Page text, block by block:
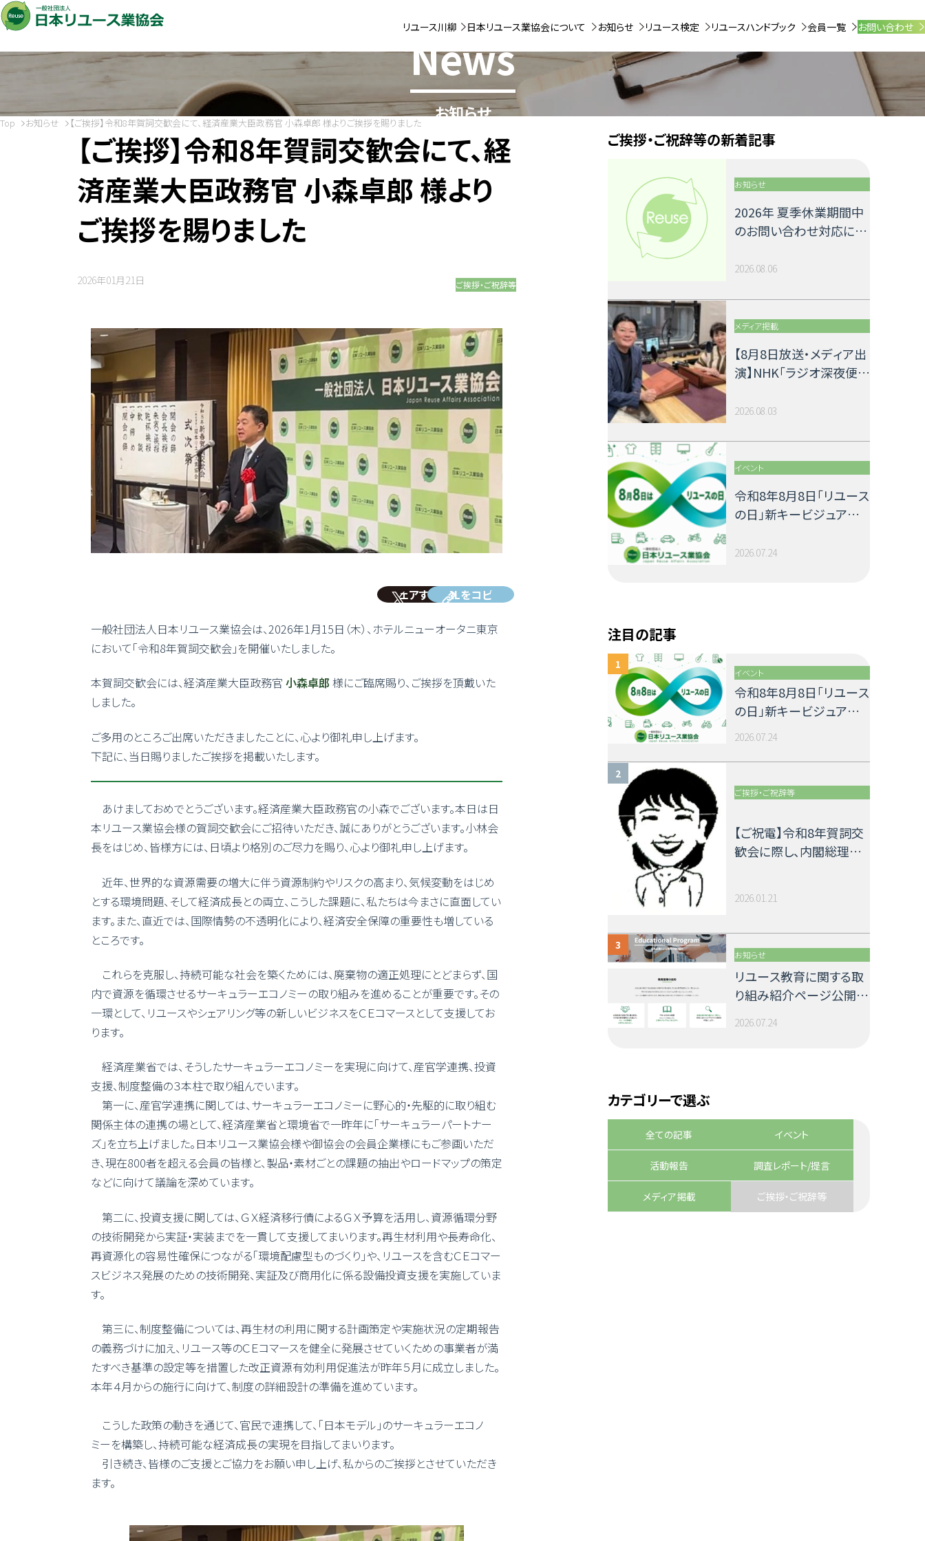
リユース川柳 日本リユース業協会について お知らせ リユース検定 リユースハンドブック 会員一覧 お問い合わせ
News
お知らせ
Top お知らせ 【ご挨拶】令和8年賀詞交歓会にて、経済産業大臣政務官 小森卓郎 様よりご挨拶を賜りました
【ご挨拶】令和8年賀詞交歓会にて、経
済産業大臣政務官 小森卓郎 様より
ご挨拶を賜りました
2026年01月21日 ご挨拶・ご祝辞等
シェアする URLをコピー
一般社団法人日本リユース業協会は、2026年1月15日（木）、ホテルニューオータニ東京
において「令和8年賀詞交歓会」を開催いたしました。
本賀詞交歓会には、経済産業大臣政務官 小森卓郎 様にご臨席賜り、ご挨拶を頂戴いた
しました。
ご多用のところご出席いただきましたことに、心より御礼申し上げます。
下記に、当日賜りましたご挨拶を掲載いたします。
あけましておめでとうございます。経済産業大臣政務官の小森でございます。本日は日
本リユース業協会様の賀詞交歓会にご招待いただき、誠にありがとうございます。小林会
長をはじめ、皆様方には、日頃より格別のご尽力を賜り、心より御礼申し上げます。
近年、世界的な資源需要の増大に伴う資源制約やリスクの高まり、気候変動をはじめ
とする環境問題、そして経済成長との両立、こうした課題に、私たちは今まさに直面してい
ます。また、直近では、国際情勢の不透明化により、経済安全保障の重要性も増している
ところです。
これらを克服し、持続可能な社会を築くためには、廃棄物の適正処理にとどまらず、国
内で資源を循環させるサーキュラーエコノミーの取り組みを進めることが重要です。その
一環として、リユースやシェアリング等の新しいビジネスをＣＥコマースとして支援してお
ります。
経済産業省では、そうしたサーキュラーエコノミーを実現に向けて、産官学連携、投資
支援、制度整備の３本柱で取り組んでいます。
第一に、産官学連携に関しては、サーキュラーエコノミーに野心的・先駆的に取り組む
関係主体の連携の場として、経済産業省と環境省で一昨年に「サーキュラーパートナー
ズ」を立ち上げました。日本リユース業協会様や御協会の会員企業様にもご参画いただ
き、現在800者を超える会員の皆様と、製品・素材ごとの課題の抽出やロードマップの策定
などに向けて議論を深めています。
第二に、投資支援に関しては、ＧＸ経済移行債によるＧＸ予算を活用し、資源循環分野
の技術開発から実証・実装までを一貫して支援してまいります。再生材利用や長寿命化、
再資源化の容易性確保につながる「環境配慮型ものづくり」や、リユースを含むＣＥコマー
スビジネス発展のための技術開発、実証及び商用化に係る設備投資支援を実施していま
す。
第三に、制度整備については、再生材の利用に関する計画策定や実施状況の定期報告
の義務づけに加え、リユース等のＣＥコマースを健全に発展させていくための事業者が満
たすべき基準の設定等を措置した改正資源有効利用促進法が昨年５月に成立しました。
本年４月からの施行に向けて、制度の詳細設計の準備を進めています。
こうした政策の動きを通じて、官民で連携して、「日本モデル」のサーキュラーエコノ
ミーを構築し、持続可能な経済成長の実現を目指してまいります。
引き続き、皆様のご支援とご協力をお願い申し上げ、私からのご挨拶とさせていただき
ます。
ご挨拶・ご祝辞等の新着記事
お知らせ
2026年 夏季休業期間中
のお問い合わせ対応につ
2026.08.06
メディア掲載
【8月8日放送・メディア出
演】NHK「ラジオ深夜便」
が出演します
2026.08.03
イベント
令和8年8月8日「リユース
の日」新キービジュアル
2026.07.24
注目の記事
イベント
令和8年8月8日「リユース
の日」新キービジュアル
公開のお知らせ
2026.07.24
ご挨拶・ご祝辞等
【ご祝電】令和8年賀詞交
歓会に際し、内閣総理大
2026.01.21
お知らせ
リユース教育に関する取
り組み紹介ページ公開の
2026.07.24
カテゴリーで選ぶ
全ての記事 イベント
活動報告 調査レポート/提言
メディア掲載 ご挨拶・ご祝辞等